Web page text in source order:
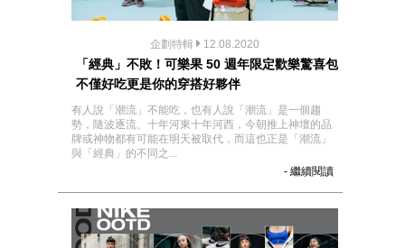
企劃特輯 12.08.2020
「經典」不敗！可樂果 50 週年限定歡樂驚喜包
不僅好吃更是你的穿搭好夥伴
有人說「潮流」不能吃，也有人說「潮流」是一個趨
勢，隨波逐流、十年河東十年河西，今朝推上神壇的品
牌或神物都有可能在明天被取代，而這也正是「潮流」
與「經典」的不同之...
- 繼續閱讀